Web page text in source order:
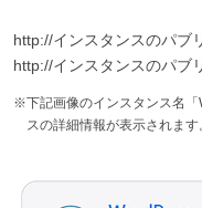
http://インスタンスのパブ
http://インスタンスのパブ
※下記画像のインスタンス名
スの詳細情報が表示されます